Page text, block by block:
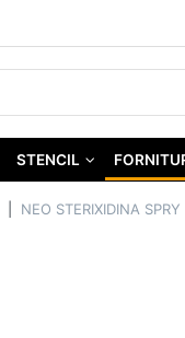
STENCIL
NEO STERIXIDINA SPRY